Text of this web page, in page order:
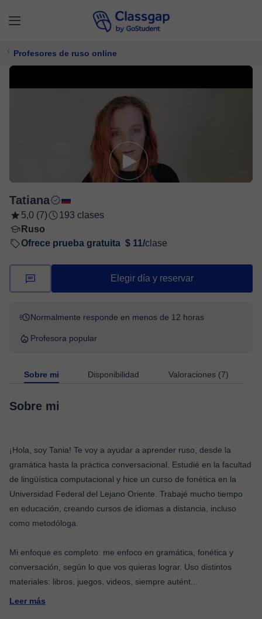
Profesores de ruso online
Tatiana
5,0 (7)
193 clases
Ruso
Ofrece prueba gratuita $ 11/clase
Elegir día y reservar
Normalmente responde en menos de 12 horas
Profesora popular
Sobre mi Disponibilidad Valoraciones (7)
Sobre mi
¡Hola, soy Tania! Te voy a ayudar a aprender ruso, desde la
gramática hasta la práctica conversacional. Estudié en la facultad
de lingüística computacional y hice un curso de fonética en la
Universidad Federal del Lejano Oriente. Trabajé mucho tiempo
en educación, creando cursos de idiomas a distancia, incluso
como metodóloga.
Mi enfoque es completo: me enfoco en gramática, fonética y
conversación, según lo que vos quieras lograr. Uso distintos
materiales: libros, juegos, videos, siempre autént
Leer más